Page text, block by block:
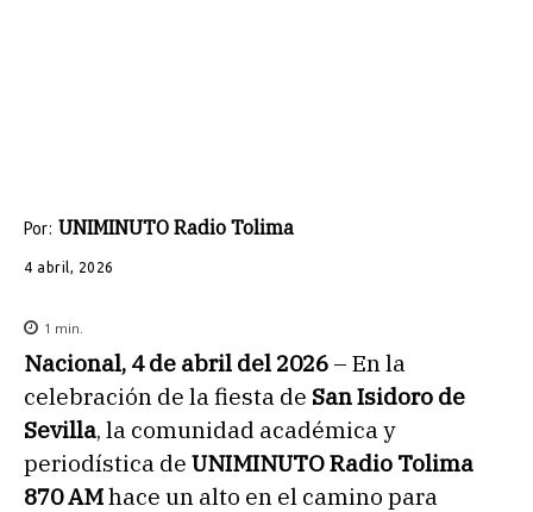
Por: UNIMINUTO Radio Tolima
4 abril, 2026
1 min.
Nacional, 4 de abril del 2026 – En la
celebración de la fiesta de San Isidoro de
Sevilla, la comunidad académica y
periodística de UNIMINUTO Radio Tolima
870 AMhace un alto en el camino para